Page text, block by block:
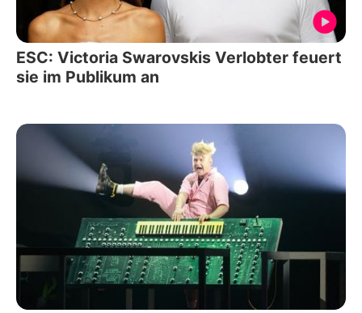
ESC: Victoria Swarovskis Verlobter feuert
sie im Publikum an